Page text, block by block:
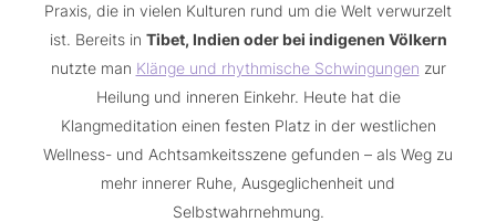
Praxis, die in vielen Kulturen rund um die Welt verwurzelt
ist. Bereits in Tibet, Indien oder bei indigenen Völkern
nutzte man Klänge und rhythmische Schwingungen zur
Heilung und inneren Einkehr. Heute hat die
Klangmeditation einen festen Platz in der westlichen
Wellness- und Achtsamkeitsszene gefunden – als Weg zu
mehr innerer Ruhe, Ausgeglichenheit und
Selbstwahrnehmung.